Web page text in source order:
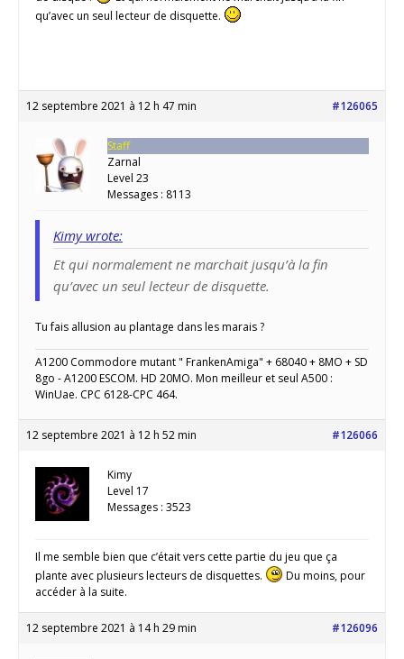
qu’avec un seul lecteur de disquette.
12 septembre 2021 à 12 h 47 min #126065
Staff
Zarnal
Level 23
Messages : 8113
Kimy wrote:
Et qui normalement ne marchait jusqu’à la fin
qu’avec un seul lecteur de disquette.
Tu fais allusion au plantage dans les marais ?
A1200 Commodore mutant " FrankenAmiga" + 68040 + 8MO + SD
8go - A1200 ESCOM. HD 20MO. Mon meilleur et seul A500 :
WinUae. CPC 6128-CPC 464.
12 septembre 2021 à 12 h 52 min #126066
Kimy
Level 17
Messages : 3523
Il me semble bien que c’était vers cette partie du jeu que ça
plante avec plusieurs lecteurs de disquettes.
Du moins, pour
accéder à la suite.
12 septembre 2021 à 14 h 29 min #126096